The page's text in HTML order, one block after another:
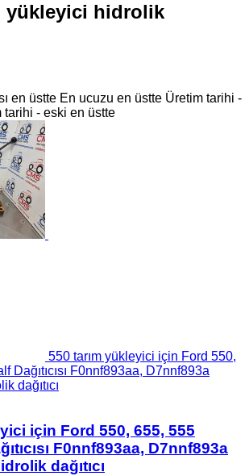
yükleyici hidrolik
en üstte En ucuzu en üstte Üretim tarihi -
tarihi - eski en üstte
550 tarım yükleyici için Ford 550,
Dağıtıcısı F0nnf893aa, D7nnf893a
dağıtıcı
için Ford 550, 655, 555
F0nnf893aa, D7nnf893a
dağıtıcı